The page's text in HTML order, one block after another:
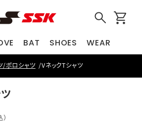
BAT SHOES WEAR
/ポロシャツ VネックTシャツ